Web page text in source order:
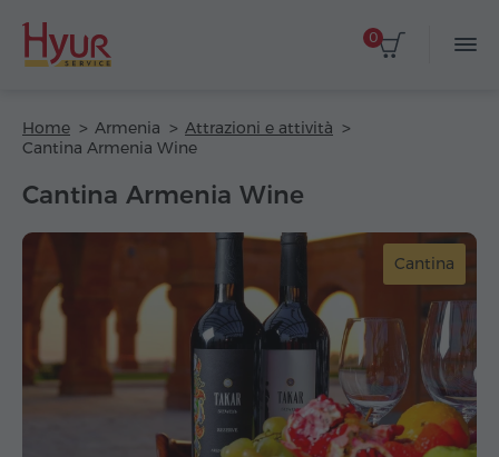
0
Home Armenia
Attrazioni e attività
Cantina Armenia Wine
Cantina Armenia Wine
Cantina